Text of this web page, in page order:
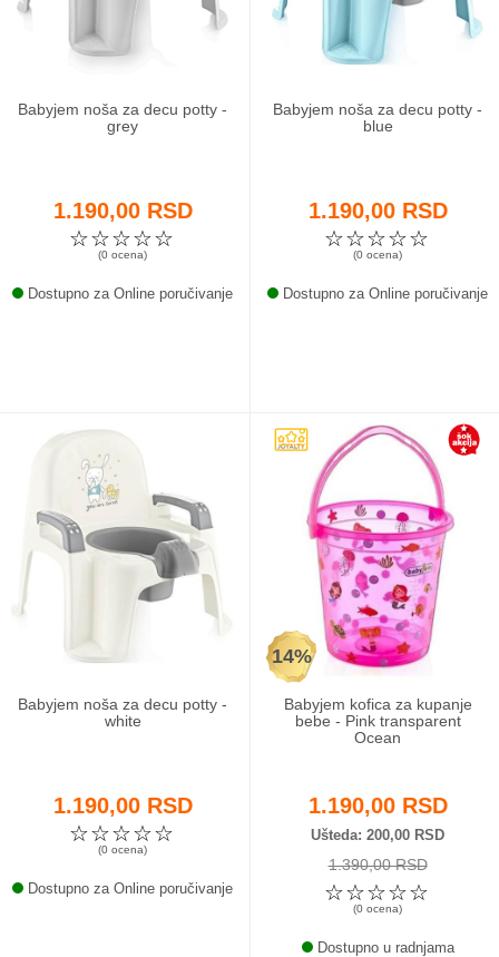
Babyjem noša za decu potty -
grey
1.190,00 RSD
☆
☆
☆
☆
☆
(0 ocena)
Dostupno za Online poručivanje
Babyjem noša za decu potty -
blue
1.190,00 RSD
☆
☆
☆
☆
☆
(0 ocena)
Dostupno za Online poručivanje
Babyjem noša za decu potty -
white
1.190,00 RSD
☆
☆
☆
☆
☆
(0 ocena)
Dostupno za Online poručivanje
14%
Babyjem kofica za kupanje
bebe - Pink transparent
Ocean
1.190,00 RSD
Ušteda 200,00 RSD
1.390,00 RSD
☆
☆
☆
☆
☆
(0 ocena)
Dostupno u radnjama